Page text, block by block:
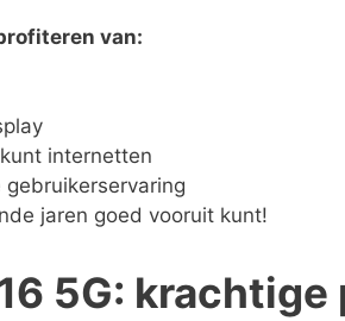
van:
internetten
jaren goed vooruit kunt!
5G: